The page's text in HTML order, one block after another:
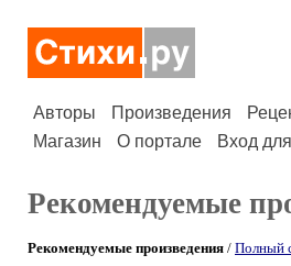
Авторы Произведения
Магазин
О портале Вход
Рекомендуемые
Рекомендуемые произведения / Полный